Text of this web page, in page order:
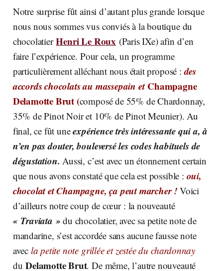
Notre surprise fût ainsi d’autant plus grande lorsque
nous nous sommes vus conviés à la boutique du
chocolatierHenri Le Roux (Paris IXe) afin d’en
faire l’expérience. Pour cela, un programme
particulièrement alléchant nous était proposé : des
accords chocolats au massepain etChampagne
Delamotte Brut (composé de 55% de Chardonnay,
35% de Pinot Noir et 10% de Pinot Meunier). Au
final, ce fût uneexpérience très intéressante qui a, à
n’en pas douter, bouleversé les codes habituels de
dégustation. Aussi, c’est avec un étonnement certain
que nous avons constaté que cela est possible : oui,
chocolat et Champagne, ça peut marcher ! Voici
d’ailleurs notre coup de cœur : la nouveauté
« Traviata » du chocolatier, avec sa petite note de
mandarine, s’est accordée sans aucune fausse note
avecla petite note grillée et zestée du chardonnay
duDelamotte Brut. De même, l’autre nouveauté